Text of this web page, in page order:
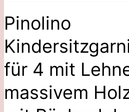
Pinolino
für 4 mit
massivem